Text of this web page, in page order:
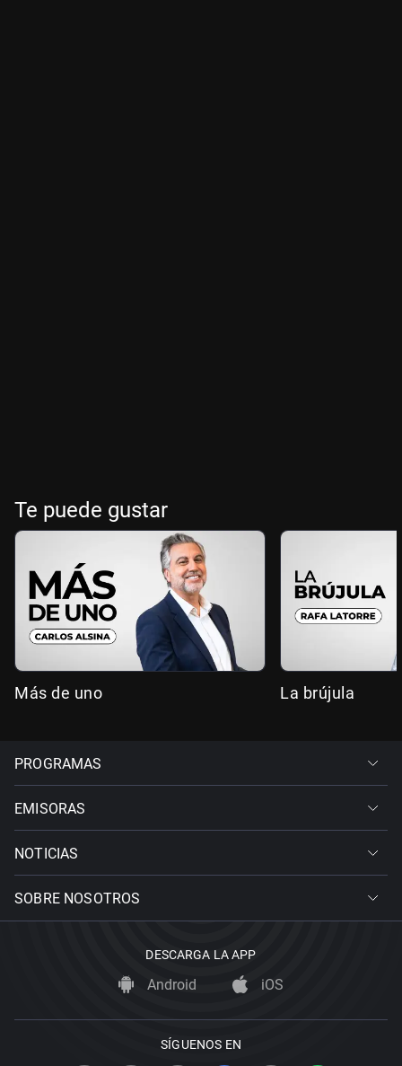
Te puede gustar
Más de uno La brújula
PROGRAMAS
EMISORAS
NOTICIAS
SOBRE NOSOTROS
DESCARGA LA APP
Android iOS
SÍGUENOS EN